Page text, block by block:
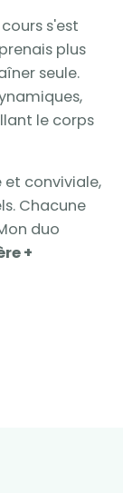
s'est
plus
seule.
le corps
conviviale,
Chacune
duo
+